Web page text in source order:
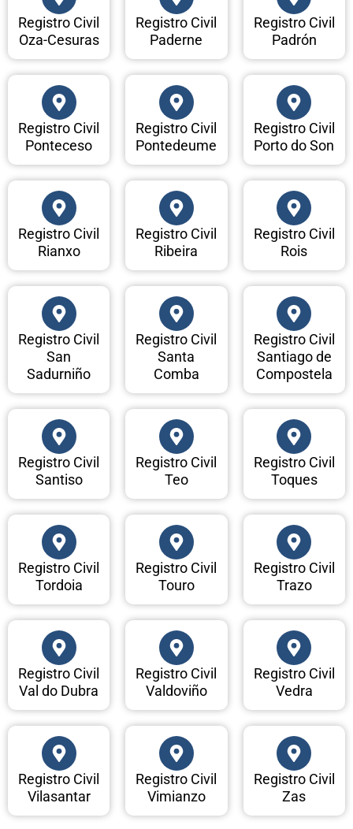
Registro Civil
Oza-Cesuras
Registro Civil
Paderne
Registro Civil
Padrón
Registro Civil
Ponteceso
Registro Civil
Pontedeume
Registro Civil
Porto do Son
Registro Civil
Rianxo
Registro Civil
Ribeira
Registro Civil
Rois
Registro Civil
San
Sadurniño
Registro Civil
Santa
Comba
Registro Civil
Santiago de
Compostela
Registro Civil
Santiso
Registro Civil
Teo
Registro Civil
Toques
Registro Civil
Tordoia
Registro Civil
Touro
Registro Civil
Trazo
Registro Civil
Val do Dubra
Registro Civil
Valdoviño
Registro Civil
Vedra
Registro Civil
Vilasantar
Registro Civil
Vimianzo
Registro Civil
Zas